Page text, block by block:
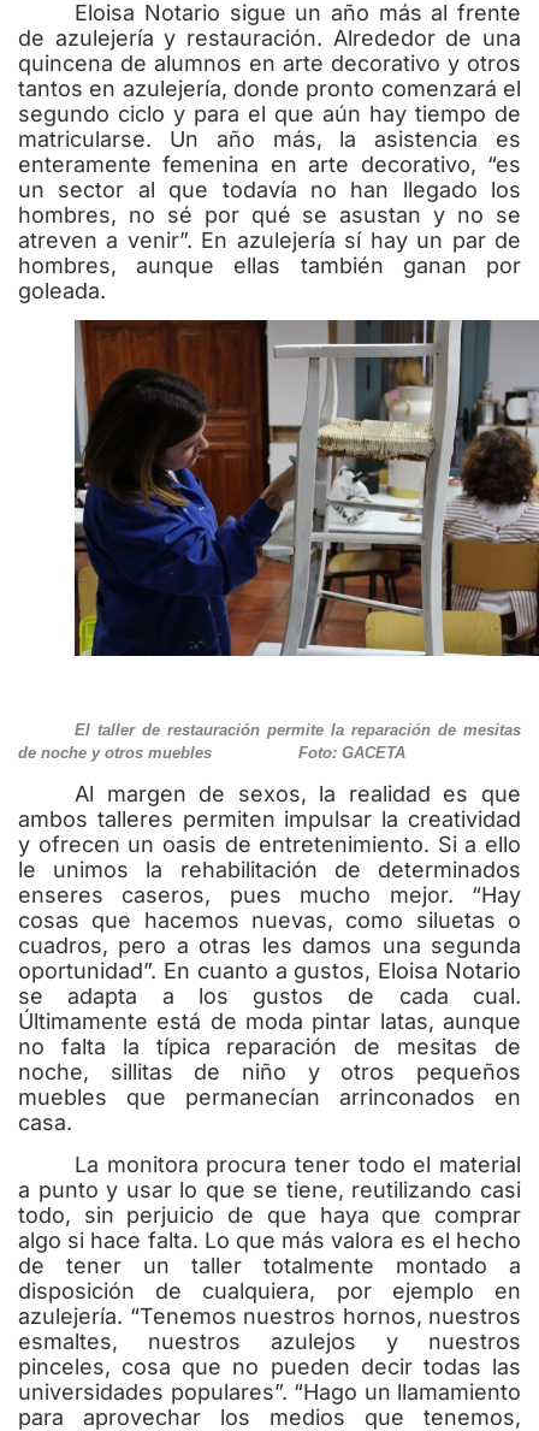
Eloisa Notario sigue un año más al frente
de azulejería y restauración. Alrededor de una
quincena de alumnos en arte decorativo y otros
tantos en azulejería, donde pronto comenzará el
segundo ciclo y para el que aún hay tiempo de
matricularse. Un año más, la asistencia es
enteramente femenina en arte decorativo, “es
un sector al que todavía no han llegado los
hombres, no sé por qué se asustan y no se
atreven a venir”. En azulejería sí hay un par de
hombres, aunque ellas también ganan por
goleada.
El taller de restauración permite la reparación de mesitas
de noche y otros muebles Foto: GACETA
Al margen de sexos, la realidad es que
ambos talleres permiten impulsar la creatividad
y ofrecen un oasis de entretenimiento. Si a ello
le unimos la rehabilitación de determinados
enseres caseros, pues mucho mejor. “Hay
cosas que hacemos nuevas, como siluetas o
cuadros, pero a otras les damos una segunda
oportunidad”. En cuanto a gustos, Eloisa Notario
se adapta a los gustos de cada cual.
Últimamente está de moda pintar latas, aunque
no falta la típica reparación de mesitas de
noche, sillitas de niño y otros pequeños
muebles que permanecían arrinconados en
casa.
La monitora procura tener todo el material
a punto y usar lo que se tiene, reutilizando casi
todo, sin perjuicio de que haya que comprar
algo si hace falta. Lo que más valora es el hecho
de tener un taller totalmente montado a
disposición de cualquiera, por ejemplo en
azulejería. “Tenemos nuestros hornos, nuestros
esmaltes, nuestros azulejos y nuestros
pinceles, cosa que no pueden decir todas las
universidades populares”. “Hago un llamamiento
para aprovechar los medios que tenemos,